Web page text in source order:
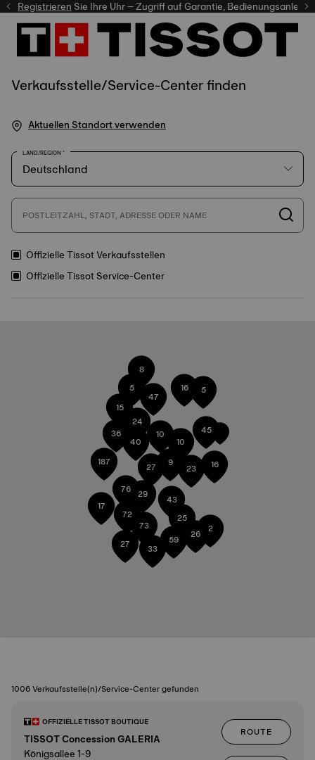
RegistrierenSie Ihre Uhr – Zugriff auf Garantie, Bedienungsanleitung
Verkaufsstelle/Service-Center finden
Aktuellen Standort verwenden
LAND/REGION
POSTLEITZAHL, STADT, ADRESSE ODER NAME
Offizielle Tissot Verkaufsstellen
Offizielle Tissot Service-Center
187
8
5
15
36
47
24
40
17
16
76
10
5
27
72
29
10
9
45
27
73
23
43
33
16
25
59
26 2
1006 Verkaufsstelle(n)/Service-Center gefunden
OFFIZIELLE TISSOT BOUTIQUE
TISSOT Concession GALERIA
Königsallee 1-9
ROUTE